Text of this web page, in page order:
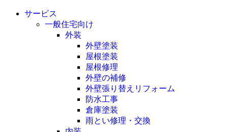
サービス
一般住宅向け
外装
外壁塗装
屋根塗装
屋根修理
外壁の補修
外壁張り替えリフォーム
防水工事
倉庫塗装
雨とい修理・交換